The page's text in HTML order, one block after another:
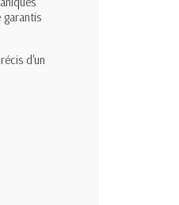
garantis
d'un